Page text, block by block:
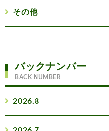
その他
バックナンバー
BACK NUMBER
2026.8